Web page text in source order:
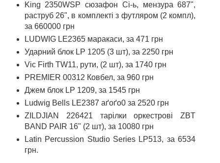
King 2350WSP сюзафон Сі-ь, мензура 687",
раструб 26", в комплекті з футляром (2 компл),
за 660000 грн
LUDWIG LE2365 маракаси, за 471 грн
Ударний блок LP 1205 (3 шт), за 2250 грн
Vic Firth TW11, рути, (2 шт), за 1740 грн
PREMIER 00312 Ковбел, за 960 грн
Джем блок LP 1209, за 1545 грн
Ludwig Bells LE2387 аґоґо0 за 2520 грн
ZILDJIAN 226421 тарілки оркестрові ZBT
BAND PAIR 16" (2 шт), за 10080 грн
Latin Percussion Studio Series LP513, за 6534
грн.